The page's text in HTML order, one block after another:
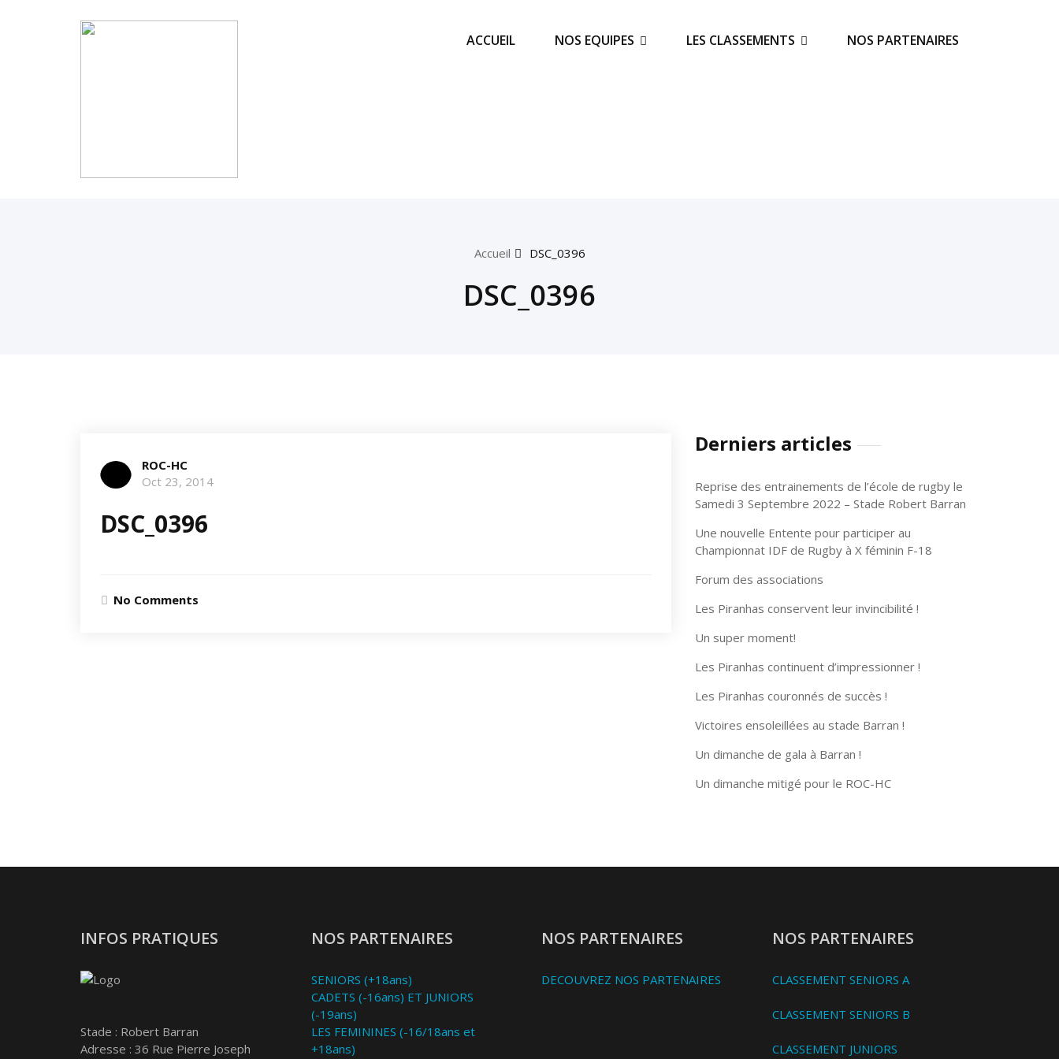
ACCUEIL NOS EQUIPES LES CLASSEMENTS NOS PARTENAIRES
Accueil DSC_0396
DSC_0396
ROC-HC
Oct 23, 2014
DSC_0396
No Comments
Derniers articles
Reprise des entrainements de l’école de rugby le
Samedi 3 Septembre 2022 – Stade Robert Barran
Une nouvelle Entente pour participer au
Championnat IDF de Rugby à X féminin F-18
Forum des associations
Les Piranhas conservent leur invincibilité !
Un super moment!
Les Piranhas continuent d’impressionner !
Les Piranhas couronnés de succès !
Victoires ensoleillées au stade Barran !
Un dimanche de gala à Barran !
Un dimanche mitigé pour le ROC-HC
INFOS PRATIQUES
Stade : Robert Barran
Adresse : 36 Rue Pierre Joseph
NOS PARTENAIRES
SENIORS (+18ans)
CADETS (-16ans) ET JUNIORS
(-19ans)
LES FEMININES (-16/18ans et
+18ans)
NOS PARTENAIRES
DECOUVREZ NOS PARTENAIRES
NOS PARTENAIRES
CLASSEMENT SENIORS A
CLASSEMENT SENIORS B
CLASSEMENT JUNIORS